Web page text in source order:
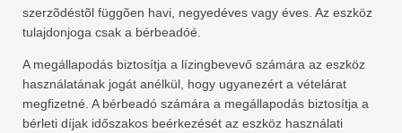
szerzõdéstõl függõen havi, negyedéves vagy éves. Az eszköz
tulajdonjoga csak a bérbeadóé.
A megállapodás biztosítja a lízingbevevő számára az eszköz
használatának jogát anélkül, hogy ugyanezért a vételárat
megfizetné. A bérbeadó számára a megállapodás biztosítja a
bérleti díjak időszakos beérkezését az eszköz használati